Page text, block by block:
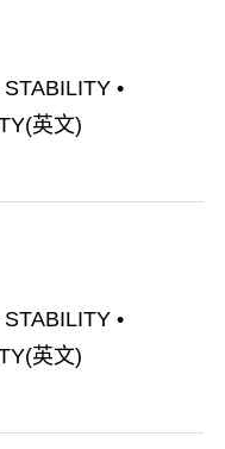
•
英文)
•
英文)